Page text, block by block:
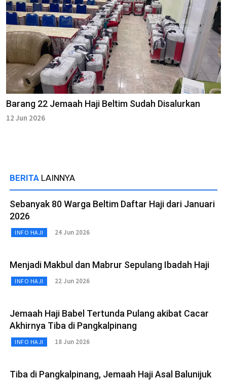
Barang 22 Jemaah Haji Beltim Sudah Disalurkan
12 Jun 2026
BERITA LAINNYA
Sebanyak 80 Warga Beltim Daftar Haji dari Januari
2026
INFO HAJI 24 Jun 2026
Menjadi Makbul dan Mabrur Sepulang Ibadah Haji
INFO HAJI 22 Jun 2026
Jemaah Haji Babel Tertunda Pulang akibat Cacar
Akhirnya Tiba di Pangkalpinang
INFO HAJI 18 Jun 2026
Tiba di Pangkalpinang, Jemaah Haji Asal Balunijuk